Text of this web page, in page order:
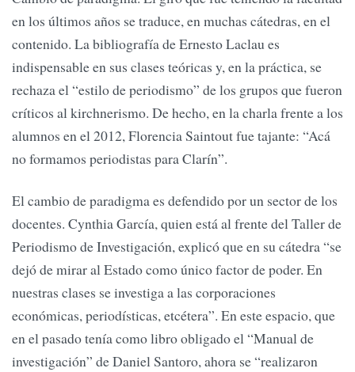
en los últimos años se traduce, en muchas cátedras, en el
contenido. La bibliografía de Ernesto Laclau es
indispensable en sus clases teóricas y, en la práctica, se
rechaza el “estilo de periodismo” de los grupos que fueron
críticos al kirchnerismo. De hecho, en la charla frente a los
alumnos en el 2012, Florencia Saintout fue tajante: “Acá
no formamos periodistas para Clarín”.
El cambio de paradigma es defendido por un sector de los
docentes. Cynthia García, quien está al frente del Taller de
Periodismo de Investigación, explicó que en su cátedra “se
dejó de mirar al Estado como único factor de poder. En
nuestras clases se investiga a las corporaciones
económicas, periodísticas, etcétera”. En este espacio, que
en el pasado tenía como libro obligado el “Manual de
investigación” de Daniel Santoro, ahora se “realizaron